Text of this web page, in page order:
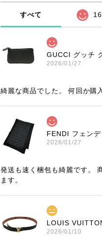
すべて
GUCCI グッチ
2026/01/27
綺麗な商品でした。 何回か購
FENDI フェン
2026/01/27
発送も速く梱包も綺麗です。
ます。
LOUIS
2026/01/10